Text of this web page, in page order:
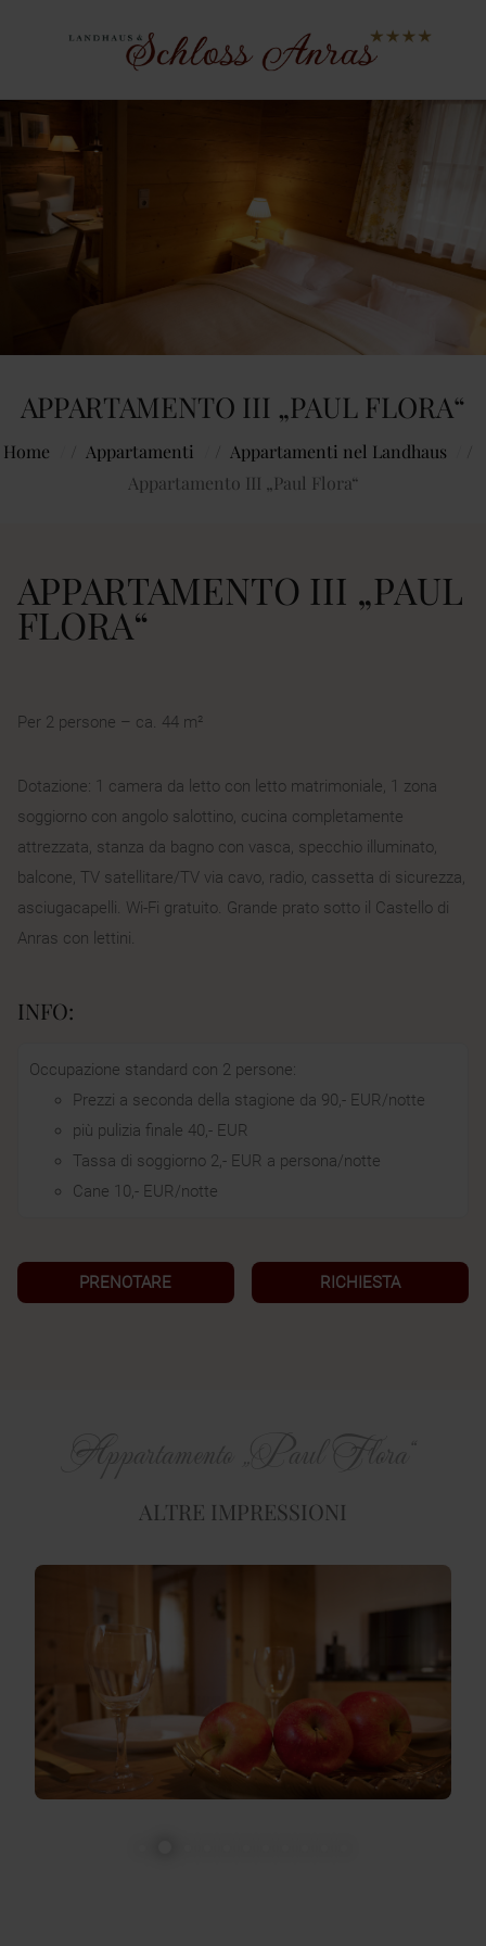
APPARTAMENTO III „PAUL FLORA“
Home Appartamenti Appartamenti nel Landhaus
Appartamento III „Paul Flora“
APPARTAMENTO III „PAUL
FLORA“
Per 2 persone – ca. 44 m²
Dotazione: 1 camera da letto con letto matrimoniale, 1 zona
soggiorno con angolo salottino, cucina completamente
attrezzata, stanza da bagno con vasca, specchio illuminato,
balcone, TV satellitare/TV via cavo, radio, cassetta di sicurezza,
asciugacapelli. Wi-Fi gratuito. Grande prato sotto il Castello di
Anras con lettini.
INFO:
Occupazione standard con 2 persone:
Prezzi a seconda della stagione da 90,- EUR/notte
più pulizia finale 40,- EUR
Tassa di soggiorno 2,- EUR a persona/notte
Cane 10,- EUR/notte
PRENOTARE RICHIESTA
ALTRE IMPRESSIONI